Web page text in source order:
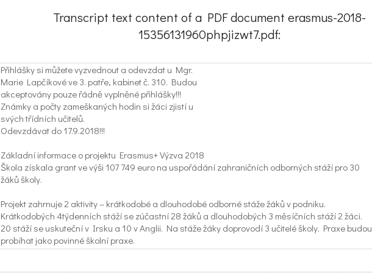
Transcript text content of a PDF document erasmus-2018-
15356131960phpjizwt7.pdf:
Přihlášky si můžete vyzvednout a odevzdat u Mgr.
Marie Lapčíkové ve 3. patře, kabinet č. 310. Budou
akceptovány pouze řádně vyplněné přihlášky!!!
Známky a počty zameškaných hodin si žáci zjistí u
svých třídních učitelů.
Odevzdávat do 17.9.2018!!!
Základní informace o projektu Erasmus+ Výzva 2018
Škola získala grant ve výši 107 749 euro na uspořádání zahraničních odborných stáží pro 30
žáků školy.
Projekt zahrnuje 2 aktivity – krátkodobé a dlouhodobé odborné stáže žáků v podniku.
Krátkodobých 4týdenních stáží se zúčastní 28 žáků a dlouhodobých 3 měsíčních stáží 2 žáci.
20 stáží se uskuteční v Irsku a 10 v Anglii. Na stáže žáky doprovodí 3 učitelé školy. Praxe budou
probíhat jako povinné školní praxe.